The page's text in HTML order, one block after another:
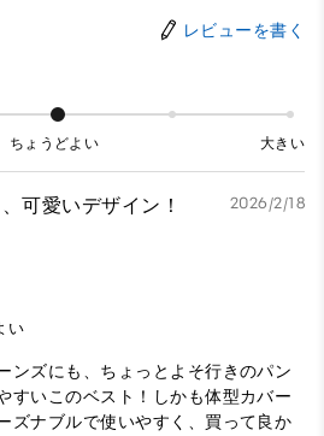
レビューを書く
ちょうどよい 大きい
可愛いデザイン！ 2026/2/18
い
ンズにも、ちょっとよそ行きのパン
すいこのベスト！しかも体型カバー
ズナブルで使いやすく、買って良か